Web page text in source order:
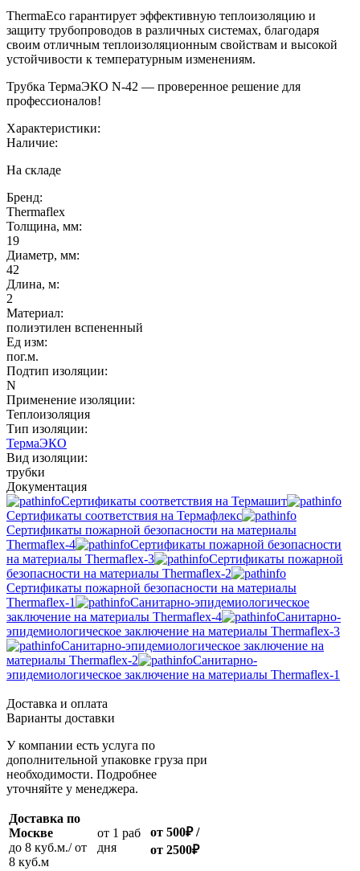
ThermaEco гарантирует эффективную теплоизоляцию и
защиту трубопроводов в различных системах, благодаря
своим отличным теплоизоляционным свойствам и высокой
устойчивости к температурным изменениям.
Трубка ТермаЭКО N-42 — проверенное решение для
профессионалов!
Характеристики:
Наличие:
На складе
Бренд:
Thermaflex
Толщина, мм:
19
Диаметр, мм:
42
Длина, м:
2
Материал:
полиэтилен вспененный
Ед изм:
пог.м.
Подтип изоляции:
N
Применение изоляции:
Теплоизоляция
Тип изоляции:
ТермаЭКО
Вид изоляции:
трубки
Документация
Сертификаты соответствия на Термашит
Сертификаты соответствия на Термафлекс
Сертификаты пожарной безопасности на материалы
Thermaflex-4
Сертификаты пожарной безопасности
на материалы Thermaflex-3
Сертификаты пожарной
безопасности на материалы Thermaflex-2
Сертификаты пожарной безопасности на материалы
Thermaflex-1
Санитарно-эпидемиологическое
заключение на материалы Thermaflex-4
Санитарно-
эпидемиологическое заключение на материалы Thermaflex-3
Санитарно-эпидемиологическое заключение на
материалы Thermaflex-2
Санитарно-
эпидемиологическое заключение на материалы Thermaflex-1
Доставка и оплата
Варианты доставки
У компании есть услуга по
дополнительной упаковке груза при
необходимости. Подробнее
уточняйте у менеджера.
Доставка по
Москве
до 8 куб.м./ от
8 куб.м
oт 1 раб
дня
от 500₽/
от 2500₽